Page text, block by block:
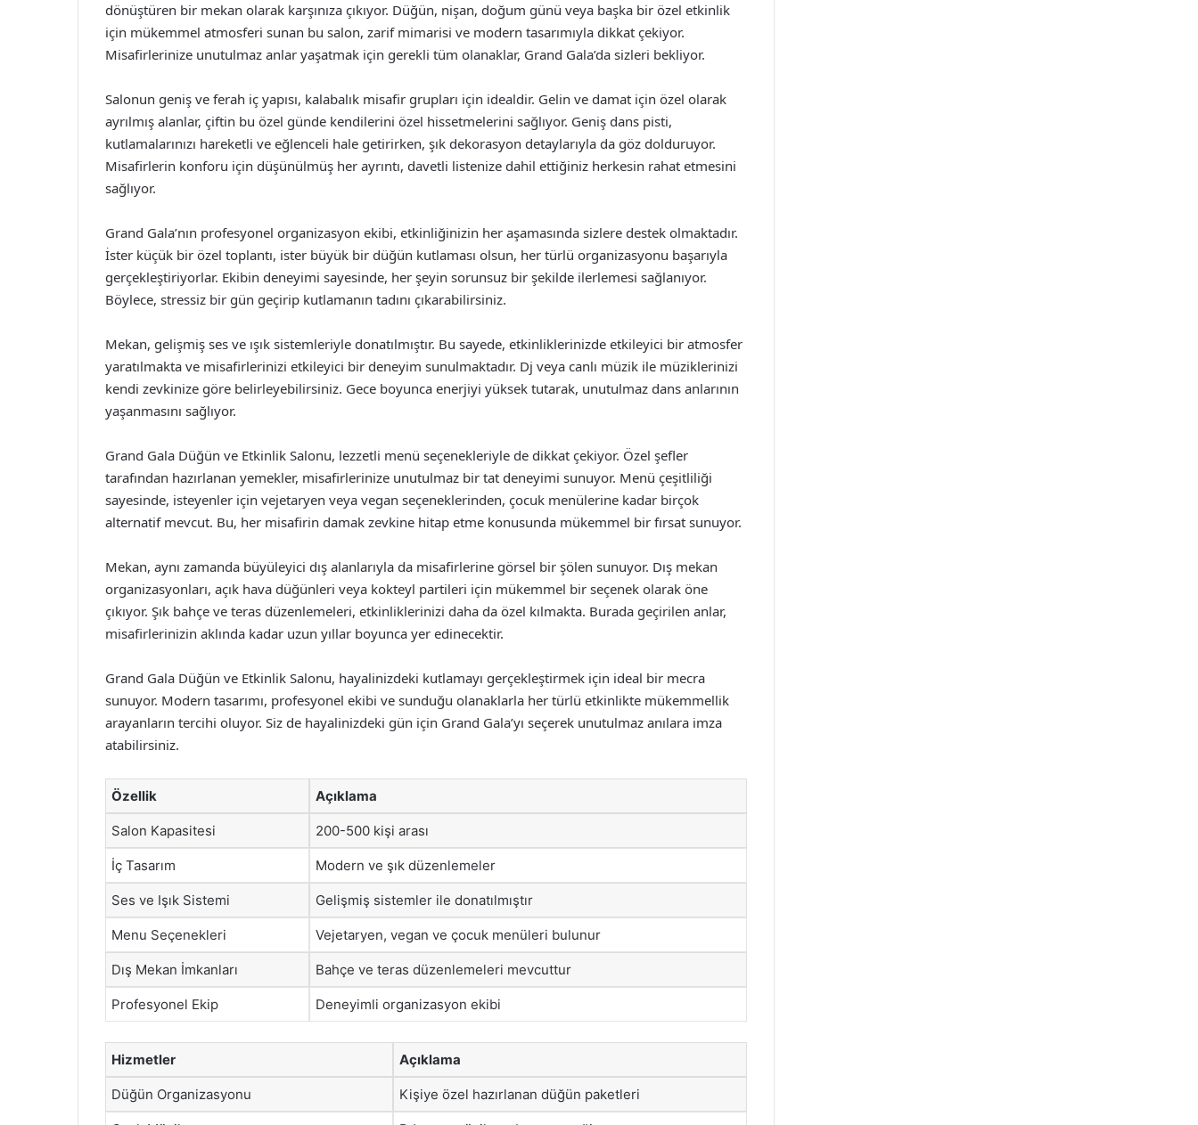
dönüştüren bir mekan olarak karşınıza çıkıyor. Düğün, nişan, doğum günü veya başka bir özel etkinlik
için mükemmel atmosferi sunan bu salon, zarif mimarisi ve modern tasarımıyla dikkat çekiyor.
Misafirlerinize unutulmaz anlar yaşatmak için gerekli tüm olanaklar, Grand Gala’da sizleri bekliyor.
Salonun geniş ve ferah iç yapısı, kalabalık misafir grupları için idealdir. Gelin ve damat için özel olarak
ayrılmış alanlar, çiftin bu özel günde kendilerini özel hissetmelerini sağlıyor. Geniş dans pisti,
kutlamalarınızı hareketli ve eğlenceli hale getirirken, şık dekorasyon detaylarıyla da göz dolduruyor.
Misafirlerin konforu için düşünülmüş her ayrıntı, davetli listenize dahil ettiğiniz herkesin rahat etmesini
sağlıyor.
Grand Gala’nın profesyonel organizasyon ekibi, etkinliğinizin her aşamasında sizlere destek olmaktadır.
İster küçük bir özel toplantı, ister büyük bir düğün kutlaması olsun, her türlü organizasyonu başarıyla
gerçekleştiriyorlar. Ekibin deneyimi sayesinde, her şeyin sorunsuz bir şekilde ilerlemesi sağlanıyor.
Böylece, stressiz bir gün geçirip kutlamanın tadını çıkarabilirsiniz.
Mekan, gelişmiş ses ve ışık sistemleriyle donatılmıştır. Bu sayede, etkinliklerinizde etkileyici bir atmosfer
yaratılmakta ve misafirlerinizi etkileyici bir deneyim sunulmaktadır. Dj veya canlı müzik ile müziklerinizi
kendi zevkinize göre belirleyebilirsiniz. Gece boyunca enerjiyi yüksek tutarak, unutulmaz dans anlarının
yaşanmasını sağlıyor.
Grand Gala Düğün ve Etkinlik Salonu, lezzetli menü seçenekleriyle de dikkat çekiyor. Özel şefler
tarafından hazırlanan yemekler, misafirlerinize unutulmaz bir tat deneyimi sunuyor. Menü çeşitliliği
sayesinde, isteyenler için vejetaryen veya vegan seçeneklerinden, çocuk menülerine kadar birçok
alternatif mevcut. Bu, her misafirin damak zevkine hitap etme konusunda mükemmel bir fırsat sunuyor.
Mekan, aynı zamanda büyüleyici dış alanlarıyla da misafirlerine görsel bir şölen sunuyor. Dış mekan
organizasyonları, açık hava düğünleri veya kokteyl partileri için mükemmel bir seçenek olarak öne
çıkıyor. Şık bahçe ve teras düzenlemeleri, etkinliklerinizi daha da özel kılmakta. Burada geçirilen anlar,
misafirlerinizin aklında kadar uzun yıllar boyunca yer edinecektir.
Grand Gala Düğün ve Etkinlik Salonu, hayalinizdeki kutlamayı gerçekleştirmek için ideal bir mecra
sunuyor. Modern tasarımı, profesyonel ekibi ve sunduğu olanaklarla her türlü etkinlikte mükemmellik
arayanların tercihi oluyor. Siz de hayalinizdeki gün için Grand Gala’yı seçerek unutulmaz anılara imza
atabilirsiniz.
Özellik Açıklama
Salon Kapasitesi 200-500 kişi arası
İç Tasarım Modern ve şık düzenlemeler
Ses ve Işık Sistemi Gelişmiş sistemler ile donatılmıştır
Menu Seçenekleri Vejetaryen, vegan ve çocuk menüleri bulunur
Dış Mekan İmkanları Bahçe ve teras düzenlemeleri mevcuttur
Profesyonel Ekip Deneyimli organizasyon ekibi
Hizmetler Açıklama
Düğün Organizasyonu Kişiye özel hazırlanan düğün paketleri